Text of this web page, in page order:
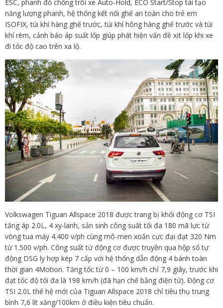
ESC, phanh đỗ chống trôi xe Auto-Hold, ECO Start/Stop tái tạo
năng lượng phanh, hệ thống kết nối ghế an toàn cho trẻ em
ISOFIX, túi khí hàng ghế trước, túi khí hông hàng ghế trước và túi
khí rèm, cảnh báo áp suất lốp giúp phát hiện vấn đề xịt lốp khi xe
đi tốc độ cao trên xa lộ.
Volkswagen Tiguan Allspace 2018 được trang bị khối động cơ TSI
tăng áp 2.0L, 4 xy-lanh, sản sinh công suất tối đa 180 mã lực từ
vòng tua máy 4.400 v/ph cùng mô-men xoắn cực đại đạt 320 Nm
từ 1.500 v/ph. Công suất từ động cơ được truyền qua hộp số tự
động DSG ly hợp kép 7 cấp với hệ thống dẫn động 4 bánh toàn
thời gian 4Motion. Tăng tốc từ 0 – 100 km/h chỉ 7,9 giây, trước khi
đạt tốc độ tối đa là 198 km/h (đã hạn chế bằng điện tử). Động cơ
TSI 2.0L thế hệ mới của Tiguan Allspace 2018 chỉ tiêu thụ trung
bình 7,6 lít xăng/100km ở điều kiện tiêu chuẩn.